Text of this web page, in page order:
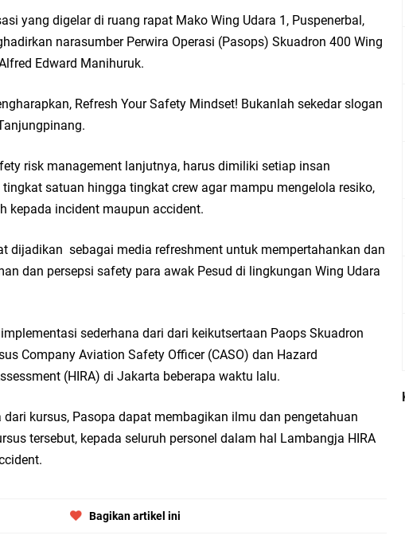
yang digelar di ruang rapat Mako Wing Udara 1, Puspenerbal,
narasumber Perwira Operasi (Pasops) Skuadron 400 Wing
Edward Manihuruk.
Refresh Your Safety Mindset! Bukanlah sekedar slogan
risk management lanjutnya, harus dimiliki setiap insan
satuan hingga tingkat crew agar mampu mengelola resiko,
kepada incident maupun accident.
dijadikan sebagai media refreshment untuk mempertahankan dan
dan persepsi safety para awak Pesud di lingkungan Wing Udara
sederhana dari dari keikutsertaan Paops Skuadron
Company Aviation Safety Officer (CASO) dan Hazard
(HIRA) di Jakarta beberapa waktu lalu.
kursus, Pasopa dapat membagikan ilmu dan pengetahuan
tersebut, kepada seluruh personel dalam hal Lambangja HIRA
Bagikan artikel ini